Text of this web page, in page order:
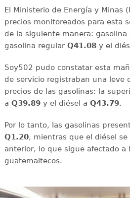
El Ministerio de Energía y Minas
precios monitoreados para esta
de la siguiente manera: gasolina
gasolina regular Q41.08y el
Soy502 pudo constatar esta
de servicio registraban una leve
precios de las gasolinas: la
a Q39.89y el diésel a Q43.79.
Por lo tanto, las gasolinas
Q1.20, mientras que el diésel
anterior, lo que sigue afectado a
guatemaltecos.